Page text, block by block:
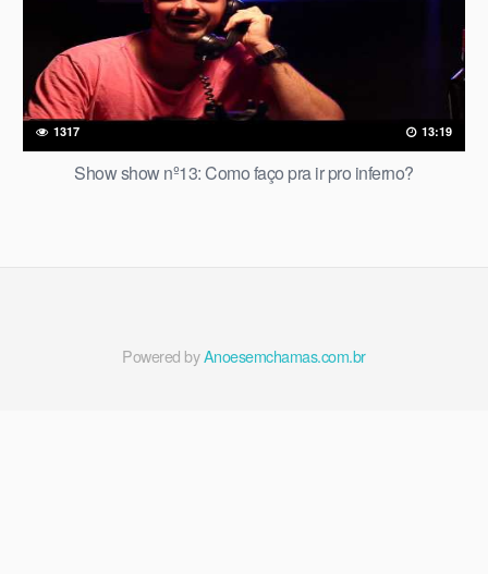
1317 13:19
Show show nº13: Como faço pra ir pro inferno?
Powered byAnoesemchamas.com.br